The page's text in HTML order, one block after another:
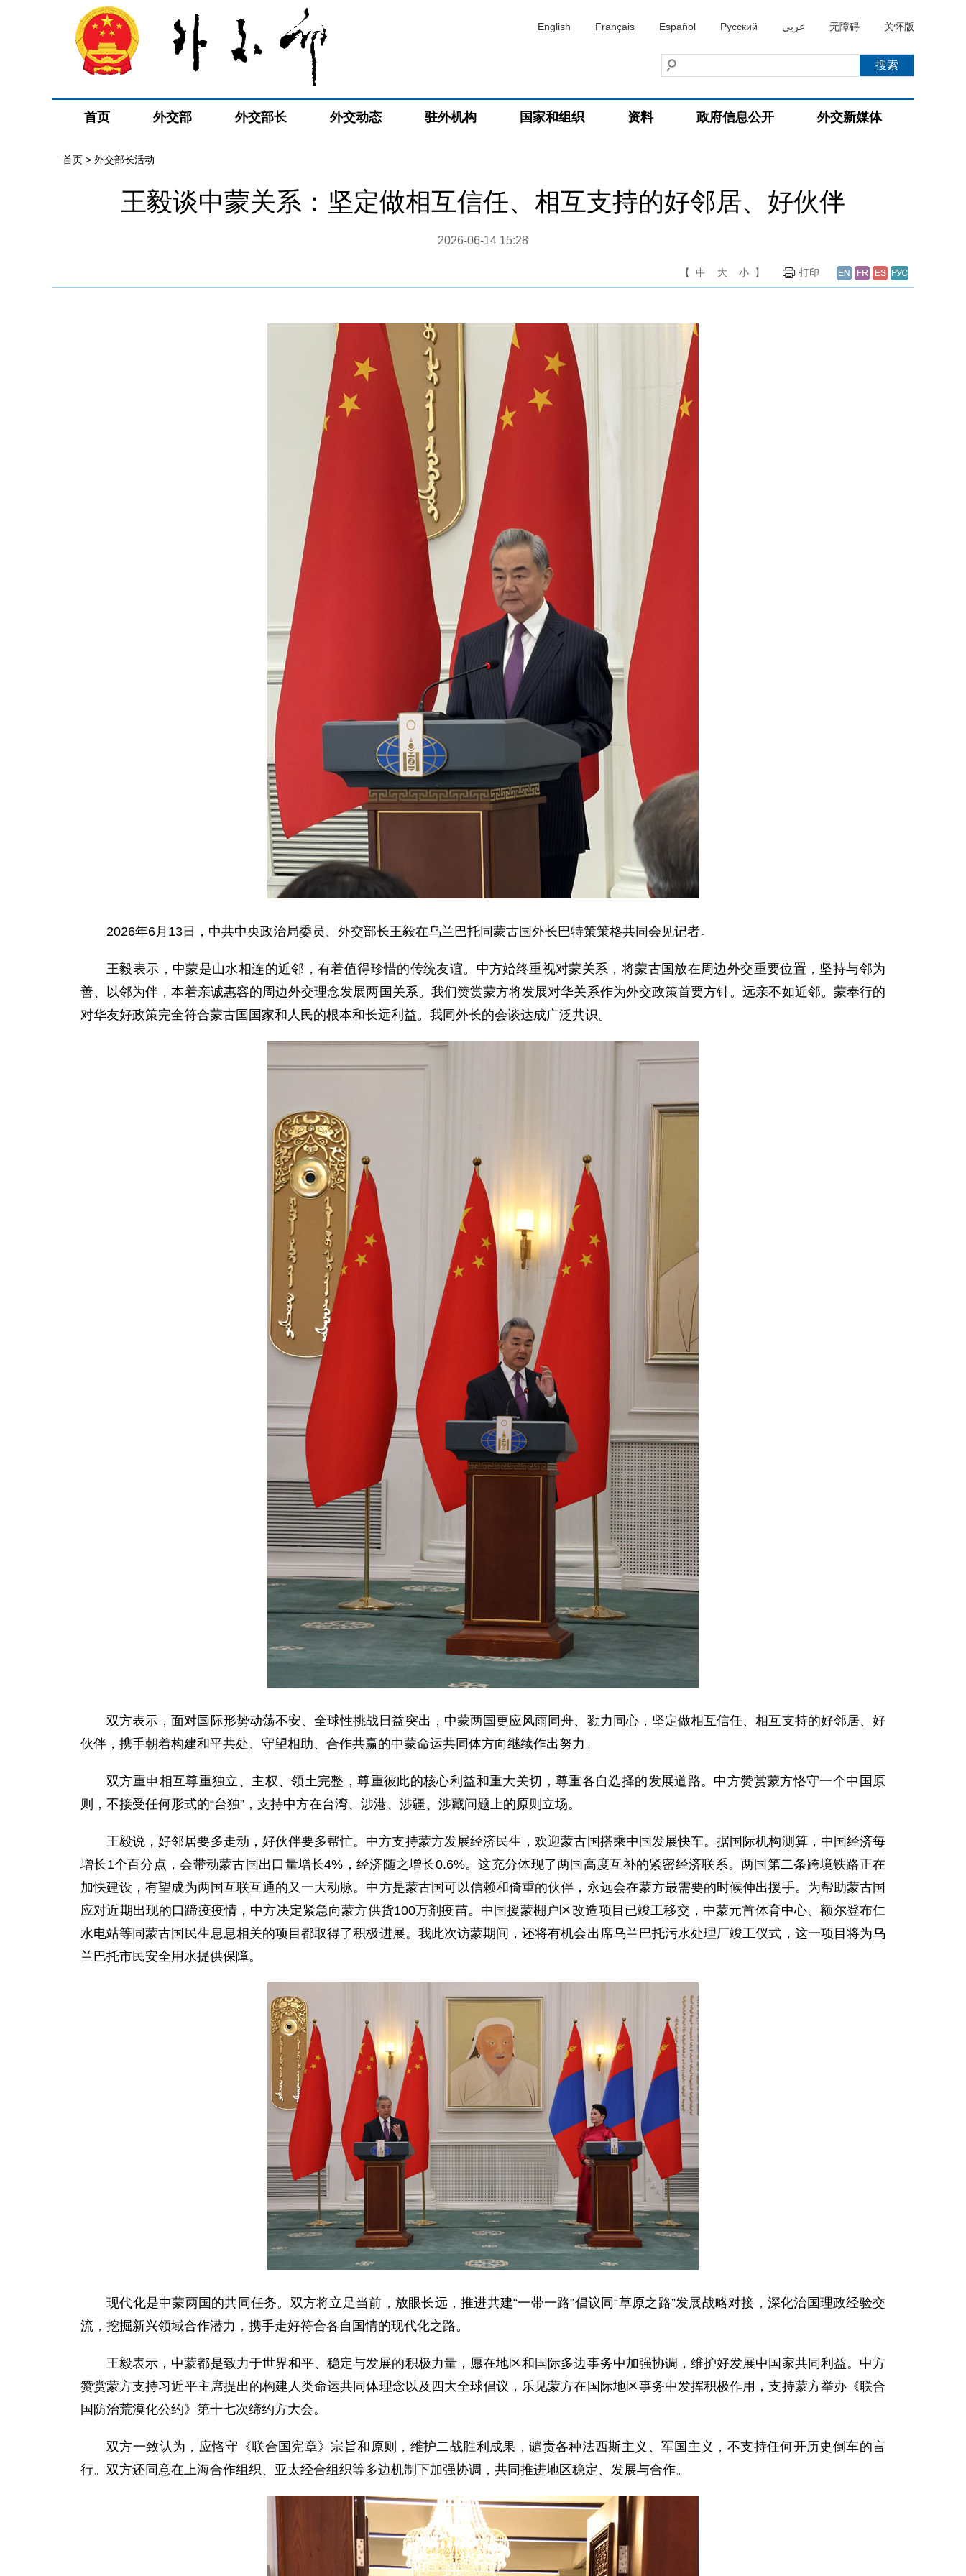
English Français Español Русский عربي 无障碍 关怀版
首页 外交部 外交部长 外交动态 驻外机构 国家和组织 资料 政府信息公开 外交新媒体
首页 > 外交部长活动
王毅谈中蒙关系：坚定做相互信任、相互支持的好邻居、好伙伴
2026-06-14 15:28
【 中 大 小 】 打印
2026年6月13日，中共中央政治局委员、外交部长王毅在乌兰巴托同蒙古国外长巴特策策格共同会见记者。
王毅表示，中蒙是山水相连的近邻，有着值得珍惜的传统友谊。中方始终重视对蒙关系，将蒙古国放在周边外交重要位置，坚持与邻为
善、以邻为伴，本着亲诚惠容的周边外交理念发展两国关系。我们赞赏蒙方将发展对华关系作为外交政策首要方针。远亲不如近邻。蒙奉行的
对华友好政策完全符合蒙古国国家和人民的根本和长远利益。我同外长的会谈达成广泛共识。
双方表示，面对国际形势动荡不安、全球性挑战日益突出，中蒙两国更应风雨同舟、勠力同心，坚定做相互信任、相互支持的好邻居、好
伙伴，携手朝着构建和平共处、守望相助、合作共赢的中蒙命运共同体方向继续作出努力。
双方重申相互尊重独立、主权、领土完整，尊重彼此的核心利益和重大关切，尊重各自选择的发展道路。中方赞赏蒙方恪守一个中国原
则，不接受任何形式的“台独”，支持中方在台湾、涉港、涉疆、涉藏问题上的原则立场。
王毅说，好邻居要多走动，好伙伴要多帮忙。中方支持蒙方发展经济民生，欢迎蒙古国搭乘中国发展快车。据国际机构测算，中国经济每
增长1个百分点，会带动蒙古国出口量增长4%，经济随之增长0.6%。这充分体现了两国高度互补的紧密经济联系。两国第二条跨境铁路正在
加快建设，有望成为两国互联互通的又一大动脉。中方是蒙古国可以信赖和倚重的伙伴，永远会在蒙方最需要的时候伸出援手。为帮助蒙古国
应对近期出现的口蹄疫疫情，中方决定紧急向蒙方供货100万剂疫苗。中国援蒙棚户区改造项目已竣工移交，中蒙元首体育中心、额尔登布仁
水电站等同蒙古国民生息息相关的项目都取得了积极进展。我此次访蒙期间，还将有机会出席乌兰巴托污水处理厂竣工仪式，这一项目将为乌
兰巴托市民安全用水提供保障。
现代化是中蒙两国的共同任务。双方将立足当前，放眼长远，推进共建“一带一路”倡议同“草原之路”发展战略对接，深化治国理政经验交
流，挖掘新兴领域合作潜力，携手走好符合各自国情的现代化之路。
王毅表示，中蒙都是致力于世界和平、稳定与发展的积极力量，愿在地区和国际多边事务中加强协调，维护好发展中国家共同利益。中方
赞赏蒙方支持习近平主席提出的构建人类命运共同体理念以及四大全球倡议，乐见蒙方在国际地区事务中发挥积极作用，支持蒙方举办《联合
国防治荒漠化公约》第十七次缔约方大会。
双方一致认为，应恪守《联合国宪章》宗旨和原则，维护二战胜利成果，谴责各种法西斯主义、军国主义，不支持任何开历史倒车的言
行。双方还同意在上海合作组织、亚太经合组织等多边机制下加强协调，共同推进地区稳定、发展与合作。